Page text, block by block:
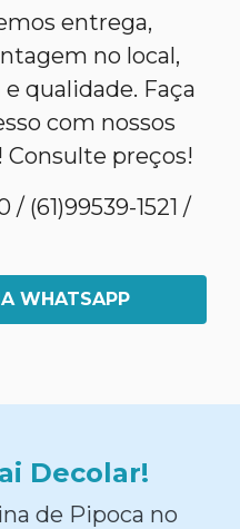
entrega,
no local,
qualidade. Faça
com nossos
preços!
(61)99539-1521 /
WHATSAPP
Decolar!
de Pipoca no